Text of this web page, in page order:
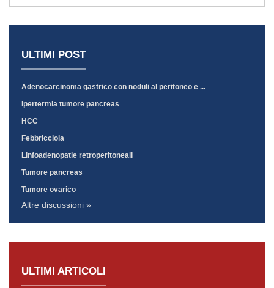
ULTIMI POST
Adenocarcinoma gastrico con noduli al peritoneo e ...
Ipertermia tumore pancreas
HCC
Febbricciola
Linfoadenopatie retroperitoneali
Tumore pancreas
Tumore ovarico
Altre discussioni »
ULTIMI ARTICOLI